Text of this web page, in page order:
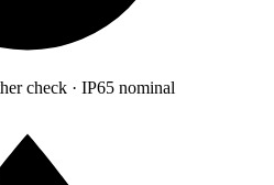
check · IP65 nominal